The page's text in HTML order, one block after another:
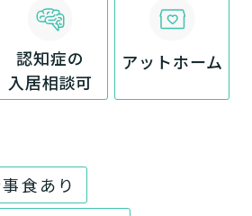
認知症の
入居相談可
アットホーム
食あり